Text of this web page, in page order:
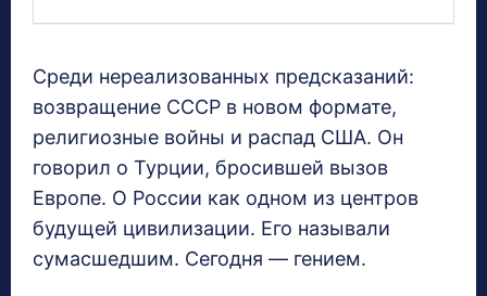
Среди нереализованных предсказаний:
возвращение СССР в новом формате,
религиозные войны и распад США. Он
говорил о Турции, бросившей вызов
Европе. О России как одном из центров
будущей цивилизации. Его называли
сумасшедшим. Сегодня — гением.